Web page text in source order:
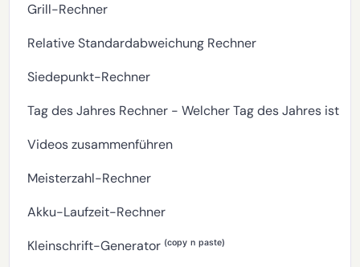
Grill-Rechner
Relative Standardabweichung Rechner
Siedepunkt-Rechner
Tag des Jahres Rechner - Welcher Tag des Jahres ist
Videos zusammenführen
Meisterzahl-Rechner
Akku-Laufzeit-Rechner
Kleinschrift-Generator ⁽ᶜᵒᵖʸ ⁿ ᵖᵃˢᵗᵉ⁾